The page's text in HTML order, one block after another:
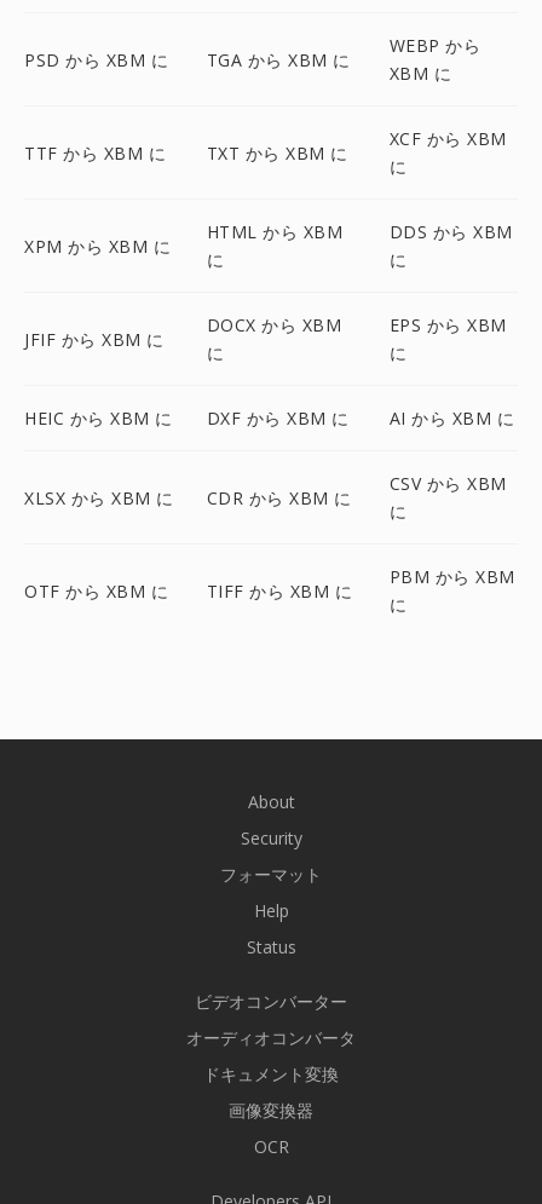
PSD から XBM に TGA から XBM に
WEBP から
XBM に
TTF から XBM に TXT から XBM に
XCF から XBM
に
XPM から XBM に
HTML から XBM
に
DDS から XBM
に
JFIF から XBM に
DOCX から XBM
に
EPS から XBM
に
HEIC から XBM に DXF から XBM に AI から XBM に
XLSX から XBM に CDR から XBM に
CSV から XBM
に
OTF から XBM に TIFF から XBM に
PBM から XBM
に
About
Security
フォーマット
Help
Status
ビデオコンバーター
オーディオコンバータ
ドキュメント変換
画像変換器
OCR